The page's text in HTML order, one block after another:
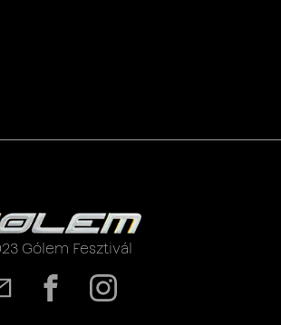
Gólem Fesztivál